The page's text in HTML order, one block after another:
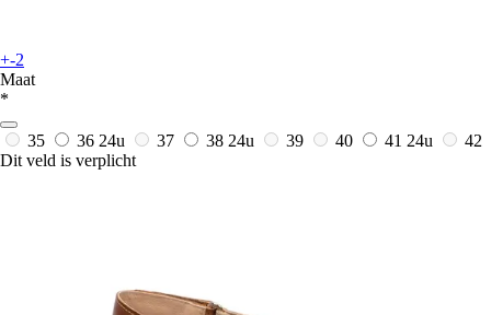
+-2
Maat
*
35 36 24u 37 38 24u 39 40 41 24u
42
Dit veld is verplicht